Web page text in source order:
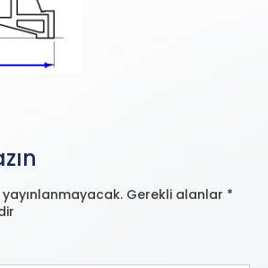
Gerekli alanlar *